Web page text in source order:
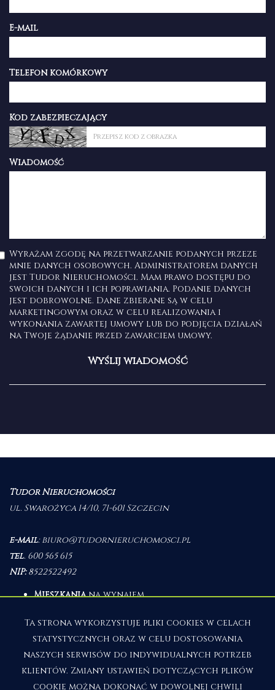
E-mail
Telefon komórkowy
Kod zabezpieczający
Wiadomość
Wyrażam zgodę na przetwarzanie podanych przeze
mnie danych osobowych. Administratorem danych
jest Tudor Nieruchomości. Mam prawo dostępu do
swoich danych i ich poprawiania. Podanie danych
jest dobrowolne. Dane zbierane są w celu
marketingowym oraz w celu realizowania i
wykonania zawartej umowy lub do podjęcia działań
na Twoje żądanie przed zawarciem umowy.
Tudor Nieruchomości
ul. Swarożyca 14/10, 71-601 Szczecin
e-mail:biuro@tudornieruchomosci.pl
tel. 600 565 615
NIP:8522522492
Mieszkaniana wynajem
Działki na wynajem
Lokalena wynajem
Halena wynajem
Obiektyna wynajem
Mieszkaniana sprzedaż
Domyna sprzedaż
Ta strona wykorzystuje pliki cookies w celach
statystycznych oraz w celu dostosowania
naszych serwisów do indywidualnych potrzeb
klientów. Zmiany ustawień dotyczących plików
cookie można dokonać w dowolnej chwili